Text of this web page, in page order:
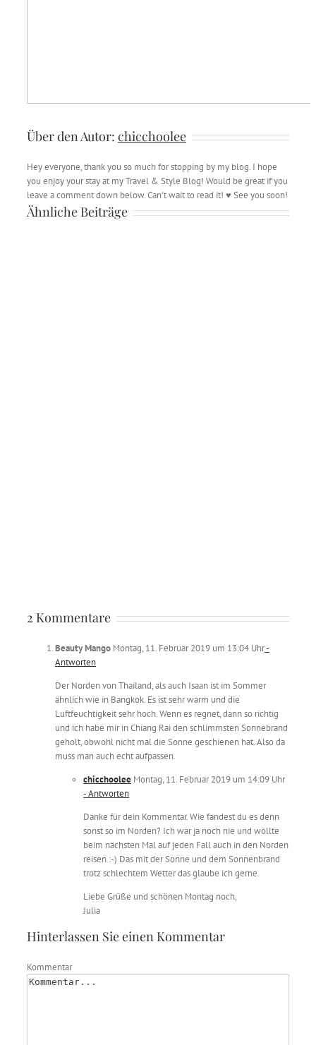
Über den Autor: chicchoolee
Hey everyone, thank you so much for stopping by my blog. I hope
you enjoy your stay at my Travel & Style Blog! Would be great if you
leave a comment down below. Can't wait to read it! ♥ See you soon!
Ähnliche Beiträge
2 Kommentare
Beauty Mango Montag, 11. Februar 2019 um 13:04 Uhr-
Antworten
Der Norden von Thailand, als auch Isaan ist im Sommer
ähnlich wie in Bangkok. Es ist sehr warm und die
Luftfeuchtigkeit sehr hoch. Wenn es regnet, dann so richtig
und ich habe mir in Chiang Rai den schlimmsten Sonnebrand
geholt, obwohl nicht mal die Sonne geschienen hat. Also da
muss man auch echt aufpassen.
chicchoolee Montag, 11. Februar 2019 um 14:09 Uhr
- Antworten
Danke für dein Kommentar. Wie fandest du es denn
sonst so im Norden? Ich war ja noch nie und wöllte
beim nächsten Mal auf jeden Fall auch in den Norden
reisen :-) Das mit der Sonne und dem Sonnenbrand
trotz schlechtem Wetter das glaube ich gerne.
Liebe Grüße und schönen Montag noch,
Julia
Hinterlassen Sie einen Kommentar
Kommentar